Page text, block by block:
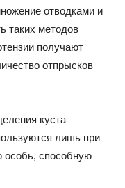
отводками и
таких методов
получают
отпрысков
куста
лишь при
особь, способную